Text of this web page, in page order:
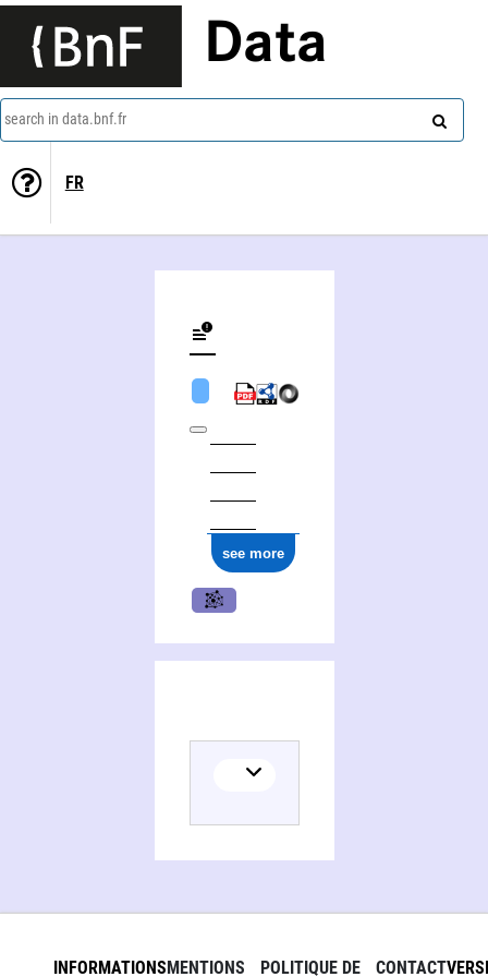
Data
search in data.bnf.fr
FR
see more
INFORMATIONSMENTIONS POLITIQUE DE CONTACT